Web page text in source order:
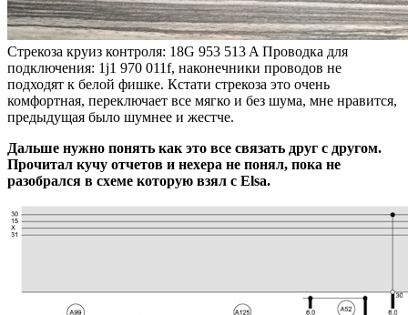
Стрекоза круиз контроля: 18G 953 513 A Проводка для
подключения: 1j1 970 011f, наконечники проводов не
подходят к белой фишке. Кстати стрекоза это очень
комфортная, переключает все мягко и без шума, мне нравится,
предыдущая было шумнее и жестче.
Дальше нужно понять как это все связать друг с другом.
Прочитал кучу отчетов и нехера не понял, пока не
разобрался в схеме которую взял с Elsа.